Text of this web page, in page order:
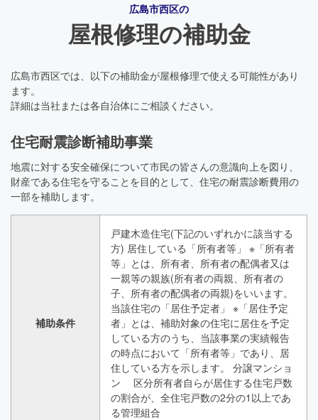
広島市西区の
屋根修理の補助金
広島市西区では、以下の補助金が屋根修理で使える可能性があり
ます。
詳細は当社または各自治体にご相談ください。
住宅耐震診断補助事業
地震に対する安全確保について市民の皆さんの意識向上を図り、
財産である住宅を守ることを目的として、住宅の耐震診断費用の
一部を補助します。
補助条件
戸建木造住宅(下記のいずれかに該当する
方) 居住している「所有者等」 ※「所有者
等」とは、所有者、所有者の配偶者又は
一親等の親族(所有者の両親、所有者の
子、所有者の配偶者の両親)をいいます。
当該住宅の「居住予定者」 ※「居住予定
者」とは、補助対象の住宅に居住を予定
している方のうち、当該事業の実績報告
の時点において「所有者等」であり、居
住している方を示します。 分譲マンショ
ン 区分所有者自らが居住する住宅戸数
の割合が、全住宅戸数の2分の1以上であ
る管理組合